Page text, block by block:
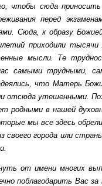
чтобы сюда
перед
Сюда, к образу
приходили
мысли. Те
самыми трудными,
что Матерь
отсюда утешенными.
родными в нашей
мы все здесь
своего города или
от имени многих
поблагодарить Вас